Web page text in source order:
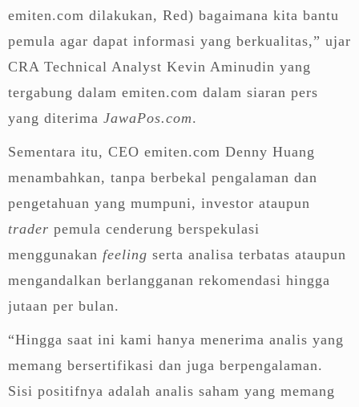
emiten.com dilakukan, Red) bagaimana kita bantu
pemula agar dapat informasi yang berkualitas,” ujar
CRA Technical Analyst Kevin Aminudin yang
tergabung dalam emiten.com dalam siaran pers
yang diterima JawaPos.com.
Sementara itu, CEO emiten.com Denny Huang
menambahkan, tanpa berbekal pengalaman dan
pengetahuan yang mumpuni, investor ataupun
trader pemula cenderung berspekulasi
menggunakan feeling serta analisa terbatas ataupun
mengandalkan berlangganan rekomendasi hingga
jutaan per bulan.
“Hingga saat ini kami hanya menerima analis yang
memang bersertifikasi dan juga berpengalaman.
Sisi positifnya adalah analis saham yang memang